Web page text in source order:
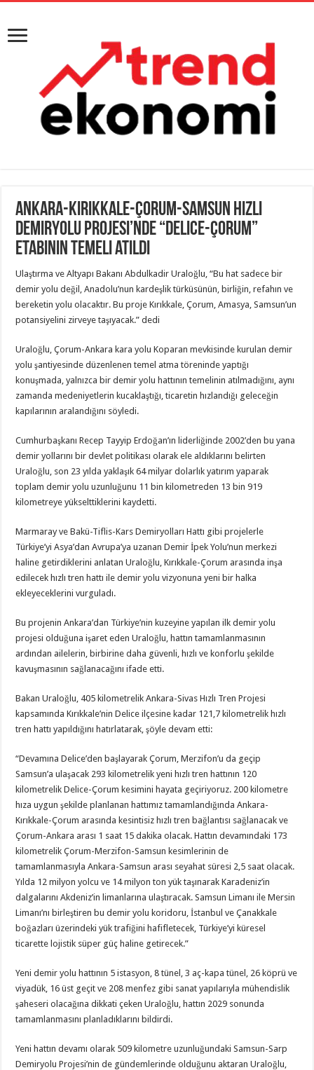
Ankara-Kırıkkale-Çorum-Samsun Hızlı
Demiryolu Projesi’nde “Delice-Çorum”
etabının temeli atıldı
Ulaştırma ve Altyapı Bakanı Abdulkadir Uraloğlu, “Bu hat sadece bir
demir yolu değil, Anadolu’nun kardeşlik türküsünün, birliğin, refahın ve
bereketin yolu olacaktır. Bu proje Kırıkkale, Çorum, Amasya, Samsun’un
potansiyelini zirveye taşıyacak.” dedi
Uraloğlu, Çorum-Ankara kara yolu Koparan mevkisinde kurulan demir
yolu şantiyesinde düzenlenen temel atma töreninde yaptığı
konuşmada, yalnızca bir demir yolu hattının temelinin atılmadığını, aynı
zamanda medeniyetlerin kucaklaştığı, ticaretin hızlandığı geleceğin
kapılarının aralandığını söyledi.
Cumhurbaşkanı Recep Tayyip Erdoğan’ın liderliğinde 2002’den bu yana
demir yollarını bir devlet politikası olarak ele aldıklarını belirten
Uraloğlu, son 23 yılda yaklaşık 64 milyar dolarlık yatırım yaparak
toplam demir yolu uzunluğunu 11 bin kilometreden 13 bin 919
kilometreye yükselttiklerini kaydetti.
Marmaray ve Bakü-Tiflis-Kars Demiryolları Hattı gibi projelerle
Türkiye’yi Asya’dan Avrupa’ya uzanan Demir İpek Yolu’nun merkezi
haline getirdiklerini anlatan Uraloğlu, Kırıkkale-Çorum arasında inşa
edilecek hızlı tren hattı ile demir yolu vizyonuna yeni bir halka
ekleyeceklerini vurguladı.
Bu projenin Ankara’dan Türkiye’nin kuzeyine yapılan ilk demir yolu
projesi olduğuna işaret eden Uraloğlu, hattın tamamlanmasının
ardından ailelerin, birbirine daha güvenli, hızlı ve konforlu şekilde
kavuşmasının sağlanacağını ifade etti.
Bakan Uraloğlu, 405 kilometrelik Ankara-Sivas Hızlı Tren Projesi
kapsamında Kırıkkale’nin Delice ilçesine kadar 121,7 kilometrelik hızlı
tren hattı yapıldığını hatırlatarak, şöyle devam etti:
“Devamına Delice’den başlayarak Çorum, Merzifon’u da geçip
Samsun’a ulaşacak 293 kilometrelik yeni hızlı tren hattının 120
kilometrelik Delice-Çorum kesimini hayata geçiriyoruz. 200 kilometre
hıza uygun şekilde planlanan hattımız tamamlandığında Ankara-
Kırıkkale-Çorum arasında kesintisiz hızlı tren bağlantısı sağlanacak ve
Çorum-Ankara arası 1 saat 15 dakika olacak. Hattın devamındaki 173
kilometrelik Çorum-Merzifon-Samsun kesimlerinin de
tamamlanmasıyla Ankara-Samsun arası seyahat süresi 2,5 saat olacak.
Yılda 12 milyon yolcu ve 14 milyon ton yük taşınarak Karadeniz’in
dalgalarını Akdeniz’in limanlarına ulaştıracak. Samsun Limanı ile Mersin
Limanı’nı birleştiren bu demir yolu koridoru, İstanbul ve Çanakkale
boğazları üzerindeki yük trafiğini hafifletecek, Türkiye’yi küresel
ticarette lojistik süper güç haline getirecek.”
Yeni demir yolu hattının 5 istasyon, 8 tünel, 3 aç-kapa tünel, 26 köprü ve
viyadük, 16 üst geçit ve 208 menfez gibi sanat yapılarıyla mühendislik
şaheseri olacağına dikkati çeken Uraloğlu, hattın 2029 sonunda
tamamlanmasını planladıklarını bildirdi.
Yeni hattın devamı olarak 509 kilometre uzunluğundaki Samsun-Sarp
Demiryolu Projesi’nin de gündemlerinde olduğunu aktaran Uraloğlu,